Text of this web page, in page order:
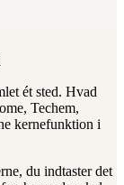
ét sted. Hvad
Techem,
kernefunktion i
du indtaster det